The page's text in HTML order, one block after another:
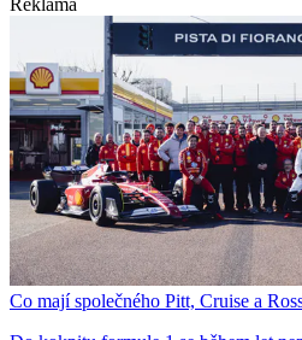
Reklama
Co mají společného Pitt, Cruise a